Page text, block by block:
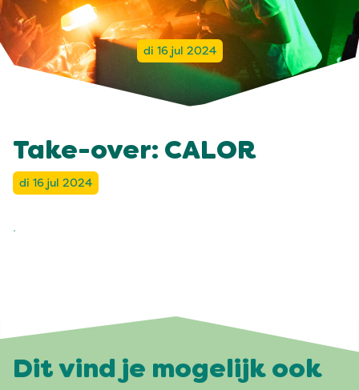
di 16 jul 2024
Take-over: CALOR
di 16 jul 2024
.
Dit vind je mogelijk ook